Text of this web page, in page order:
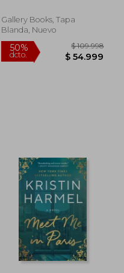
Gallery Books, Tapa
Blanda, Nuevo